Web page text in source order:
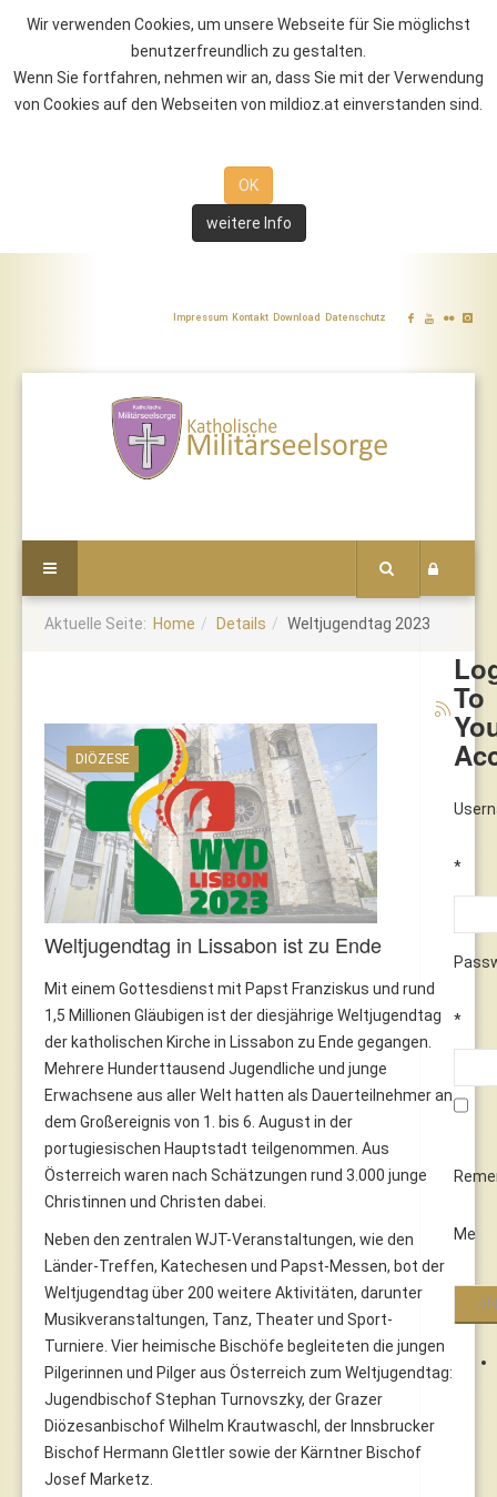
Wir verwenden Cookies, um unsere Webseite für Sie möglichst
benutzerfreundlich zu gestalten.
Wenn Sie fortfahren, nehmen wir an, dass Sie mit der Verwendung
von Cookies auf den Webseiten von mildioz.at einverstanden sind.
OK
weitere Info
Impressum Kontakt Download Datenschutz
To
*
*
Me
Aktuelle Seite: Home Details Weltjugendtag 2023
DIÖZESE
Weltjugendtag in Lissabon ist zu Ende
Mit einem Gottesdienst mit Papst Franziskus und rund
1,5 Millionen Gläubigen ist der diesjährige Weltjugendtag
der katholischen Kirche in Lissabon zu Ende gegangen.
Mehrere Hunderttausend Jugendliche und junge
Erwachsene aus aller Welt hatten als Dauerteilnehmer an
dem Großereignis von 1. bis 6. August in der
portugiesischen Hauptstadt teilgenommen. Aus
Österreich waren nach Schätzungen rund 3.000 junge
Christinnen und Christen dabei.
Neben den zentralen WJT-Veranstaltungen, wie den
Länder-Treffen, Katechesen und Papst-Messen, bot der
Weltjugendtag über 200 weitere Aktivitäten, darunter
Musikveranstaltungen, Tanz, Theater und Sport-
Turniere. Vier heimische Bischöfe begleiteten die jungen
Pilgerinnen und Pilger aus Österreich zum Weltjugendtag:
Jugendbischof Stephan Turnovszky, der Grazer
Diözesanbischof Wilhelm Krautwaschl, der Innsbrucker
Bischof Hermann Glettler sowie der Kärntner Bischof
Josef Marketz.